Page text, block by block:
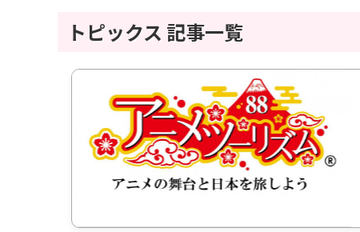
トピックス 記事一覧